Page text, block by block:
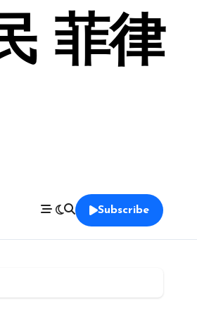
菲律
Subscribe